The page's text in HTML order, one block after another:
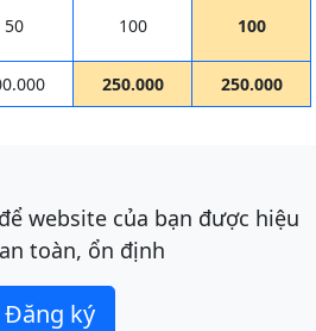
50 100 100
250.000 250.000
website của bạn được hiệu
toàn, ổn định
Đăng ký